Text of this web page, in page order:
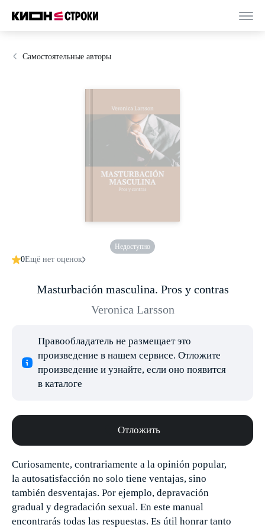
Самостоятельные авторы
Недоступно
0Ещё нет оценок
Masturbación masculina. Pros y contras
Veronica Larsson
Правообладатель не размещает это
произведение в нашем сервисе. Отложите
произведение и узнайте, если оно появится
в каталоге
Отложить
Curiosamente, contrariamente a la opinión popular,
la autosatisfacción no solo tiene ventajas, sino
también desventajas. Por ejemplo, depravación
gradual y degradación sexual. En este manual
encontrarás todas las respuestas. Es útil honrar tanto